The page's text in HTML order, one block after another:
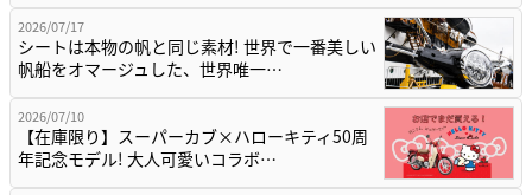
2026/07/17
シートは本物の帆と同じ素材! 世界で一番美しい
帆船をオマージュした、世界唯一…
2026/07/10
【在庫限り】スーパーカブ×ハローキティ50周
年記念モデル! 大人可愛いコラボ…